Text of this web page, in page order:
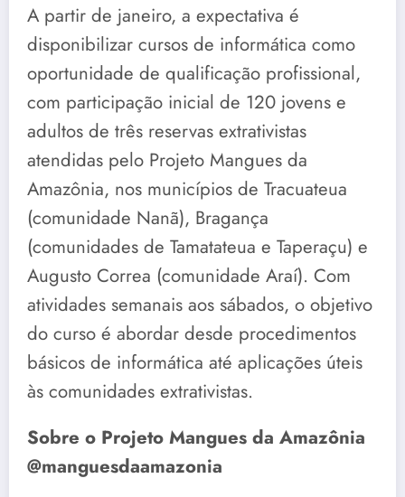
A partir de janeiro, a expectativa é
disponibilizar cursos de informática como
oportunidade de qualificação profissional,
com participação inicial de 120 jovens e
adultos de três reservas extrativistas
atendidas pelo Projeto Mangues da
Amazônia, nos municípios de Tracuateua
(comunidade Nanã), Bragança
(comunidades de Tamatateua e Taperaçu) e
Augusto Correa (comunidade Araí). Com
atividades semanais aos sábados, o objetivo
do curso é abordar desde procedimentos
básicos de informática até aplicações úteis
às comunidades extrativistas.
Sobre o Projeto Mangues da Amazônia
@manguesdaamazonia